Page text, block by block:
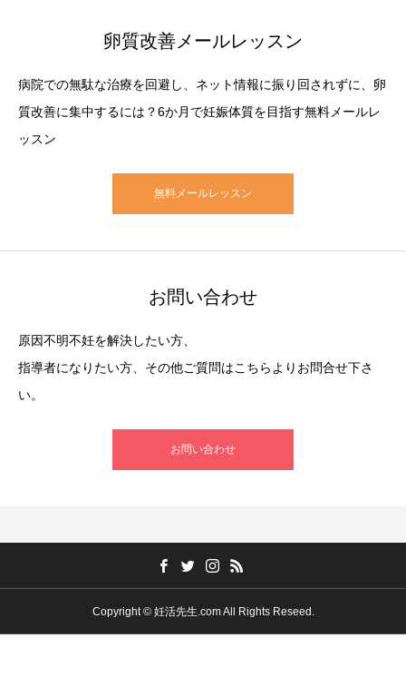
卵質改善メールレッスン
病院での無駄な治療を回避し、ネット情報に振り回されずに、卵
質改善に集中するには？6か月で妊娠体質を目指す無料メールレ
ッスン
無料メールレッスン
お問い合わせ
原因不明不妊を解決したい方、
指導者になりたい方、その他ご質問はこちらよりお問合せ下さ
い。
お問い合わせ
Copyright © 妊活先生.com All Rights Reseed.